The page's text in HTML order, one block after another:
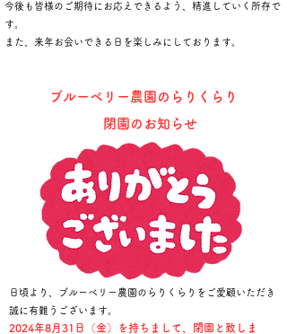
今後も皆様のご期待にお応えできるよう、精進していく所存で
す。
また、来年お会いできる日を楽しみにしております。
ブルーベリー農園のらりくらり
閉園のお知らせ
日頃より、ブルーベリー農園のらりくらりをご愛顧いただき
誠に有難うございます。
2024年8月31 日（金）を持ちまして、閉園と致しま